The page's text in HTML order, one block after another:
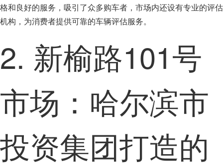
格和良好的服务，吸引了众多购车者，市场内还设有专业的评估
机构，为消费者提供可靠的车辆评估服务。
2. 新榆路101号
市场：哈尔滨市
投资集团打造的